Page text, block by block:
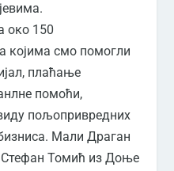
око 150
којима смо помогли
плаћање
помоћи,
пољопривредних
Мали Драган
Стефан Томић из Доње